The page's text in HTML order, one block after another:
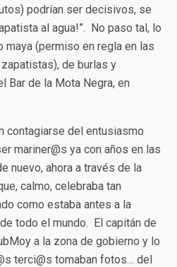
podrían ser decisivos, se
al agua!”. No paso tal, lo
maya (permiso en regla en las
de burlas y
Bar de la Mota Negra, en
contagiarse del entusiasmo
mariner@s ya con años en las
nuevo, ahora a través de la
calmo, celebraba tan
como estaba antes a la
todo el mundo. El capitán de
a la zona de gobierno y lo
terci@s tomaban fotos… del